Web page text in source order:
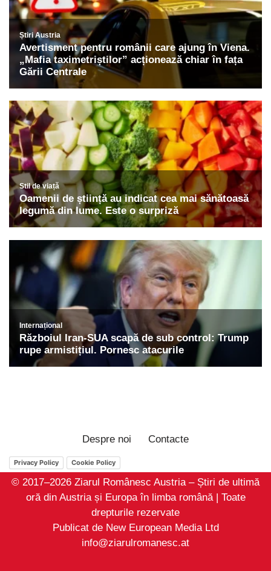
Despre noi Contacte
Privacy Policy Cookie Policy
© 2017–2026 Ziarul Românesc Austria – Știri de ultimă
oră din Austria și Europa în limba română | Toate
drepturile rezervate
Publicat de New European Media Ltd
info@ziarulromanesc.at